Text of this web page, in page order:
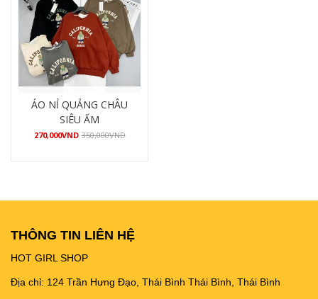
ÁO NỈ QUẢNG CHÂU
SIÊU ẤM
270,000VND 350,000VND
THÔNG TIN LIÊN HỆ
HOT GIRL SHOP
Địa chỉ: 124 Trần Hưng Đạo, Thái Bình Thái Bình, Thái Bình